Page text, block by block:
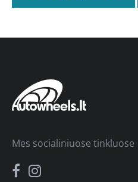
Mes socialiniuose tinkluose